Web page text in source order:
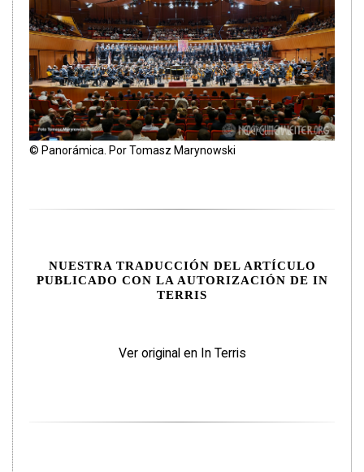
© Panorámica. Por Tomasz Marynowski
NUESTRA TRADUCCIÓN DEL ARTÍCULO
PUBLICADO CON LA AUTORIZACIÓN DE IN
TERRIS
Ver original en In Terris